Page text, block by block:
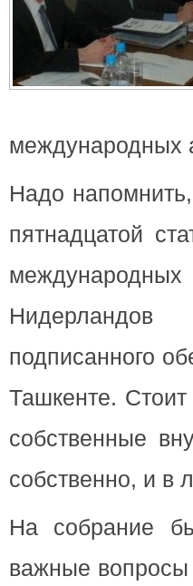
международных
Надо
пятнадцатой
Нидерландов
подписанного
Ташкенте. Стоит
собственные
собственно, и в
На собрание
важные вопросы